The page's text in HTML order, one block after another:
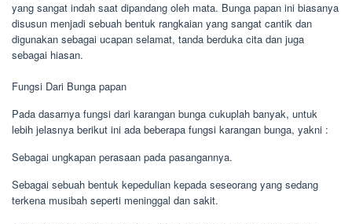
yang sangat indah saat dipandang oleh mata. Bunga papan ini biasanya
disusun menjadi sebuah bentuk rangkaian yang sangat cantik dan
digunakan sebagai ucapan selamat, tanda berduka cita dan juga
sebagai hiasan.
Fungsi Dari Bunga papan
Pada dasarnya fungsi dari karangan bunga cukuplah banyak, untuk
lebih jelasnya berikut ini ada beberapa fungsi karangan bunga, yakni :
Sebagai ungkapan perasaan pada pasangannya.
Sebagai sebuah bentuk kepedulian kepada seseorang yang sedang
terkena musibah seperti meninggal dan sakit.